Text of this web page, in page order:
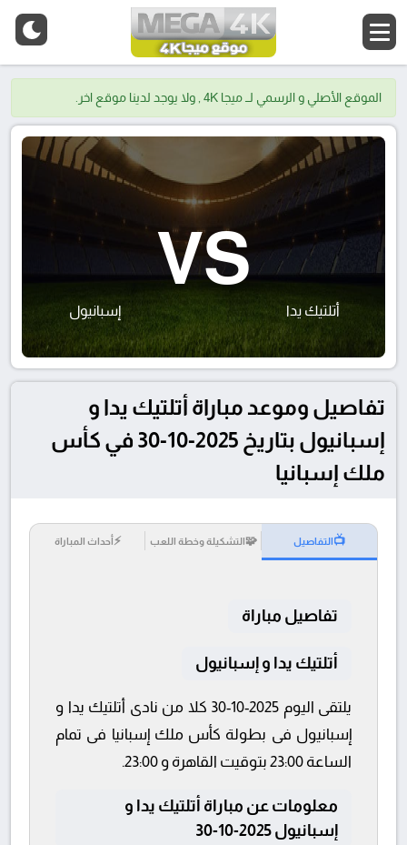
الموقع الأصلي و الرسمي لــ ميجا 4K , ولا يوجد لدينا موقع اخر.
أتلتيك يدا
VS
إسبانيول
تفاصيل وموعد مباراة أتلتيك يدا و
إسبانيول بتاريخ 2025-10-30 في كأس
ملك إسبانيا
📺التفاصيل 🧩التشكيلة وخطة اللعب ⚡أحداث المباراة
تفاصيل مباراة
أتلتيك يدا و إسبانيول
يلتقى اليوم 2025-10-30 كلا من نادى أتلتيك يدا و
إسبانيول فى بطولة كأس ملك إسبانيا فى تمام
الساعة 23:00 بتوقيت القاهرة و 23:00.
معلومات عن مباراة أتلتيك يدا و
إسبانيول 2025-10-30